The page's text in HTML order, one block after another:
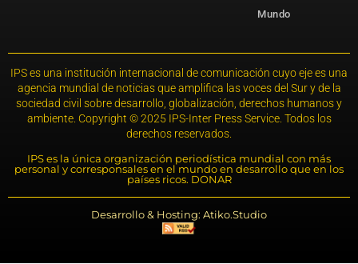
Mundo
IPS es una institución internacional de comunicación cuyo eje es una
agencia mundial de noticias que amplifica las voces del Sur y de la
sociedad civil sobre desarrollo, globalización, derechos humanos y
ambiente. Copyright © 2025 IPS-Inter Press Service. Todos los
derechos reservados.
IPS es la única organización periodística mundial con más
personal y corresponsales en el mundo en desarrollo que en los
países ricos. DONAR
Desarrollo & Hosting: Atiko.Studio